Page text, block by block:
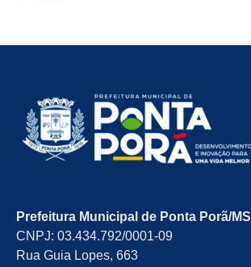
Prefeitura Municipal de Ponta Porã/MS
CNPJ: 03.434.792/0001-09
Rua Guia Lopes, 663